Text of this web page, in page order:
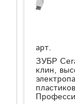
арт.
ЗУБР
клин,